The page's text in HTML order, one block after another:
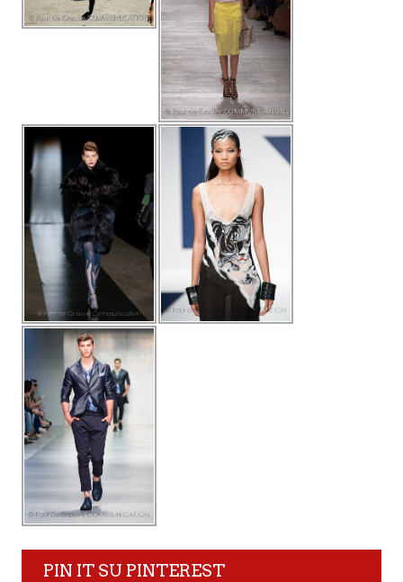
PIN IT SU PINTEREST